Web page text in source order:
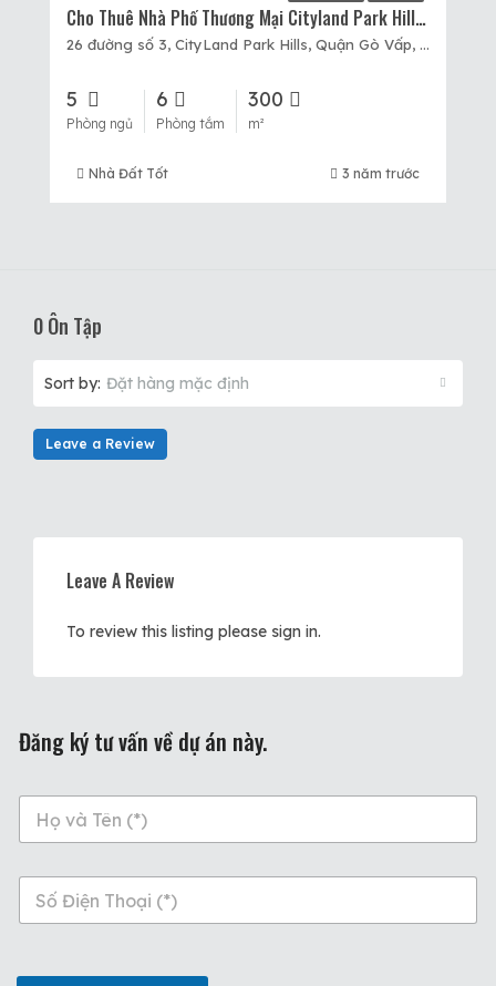
Cho Thuê Nhà Phố Thương Mại Cityland Park Hills, Mặt Tiền Đường Số 3, 5×20, XD 5 Tầng, 60tr.
26 đường số 3, CityLand Park Hills, Quận Gò Vấp, Hồ Chí Minh
5
Phòng ngủ
6
Phòng tắm
300
m²
Nhà Đất Tốt 3 năm trước
0 Ôn Tập
Sort by: Đặt hàng mặc định
Leave a Review
Leave A Review
To review this listing please sign in.
Đăng ký tư vấn về dự án này.
n
m
p
o